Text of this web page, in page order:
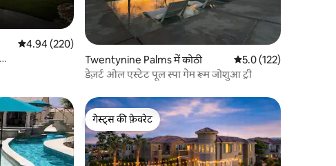
औसत रेटिंग 5 में से 4.94, 220 समीक्षाएँ
4.94 (220)
Twentynine Palms में कोठी औसत रेटिंग 5 में से 5.0,
5.0 (122)
डेज़र्ट ओल एस्टेट पूल स्पा गेम रूम जोशुआ ट्री
गेस्ट्स की फ़ेवरेट
गेस्ट्स की फ़ेवरेट